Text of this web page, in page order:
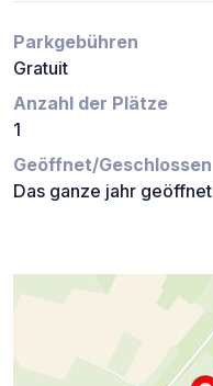
Parkgebühren
Gratuit
Anzahl der Plätze
1
Geöffnet/Geschlossen
Das ganze jahr geöffnet